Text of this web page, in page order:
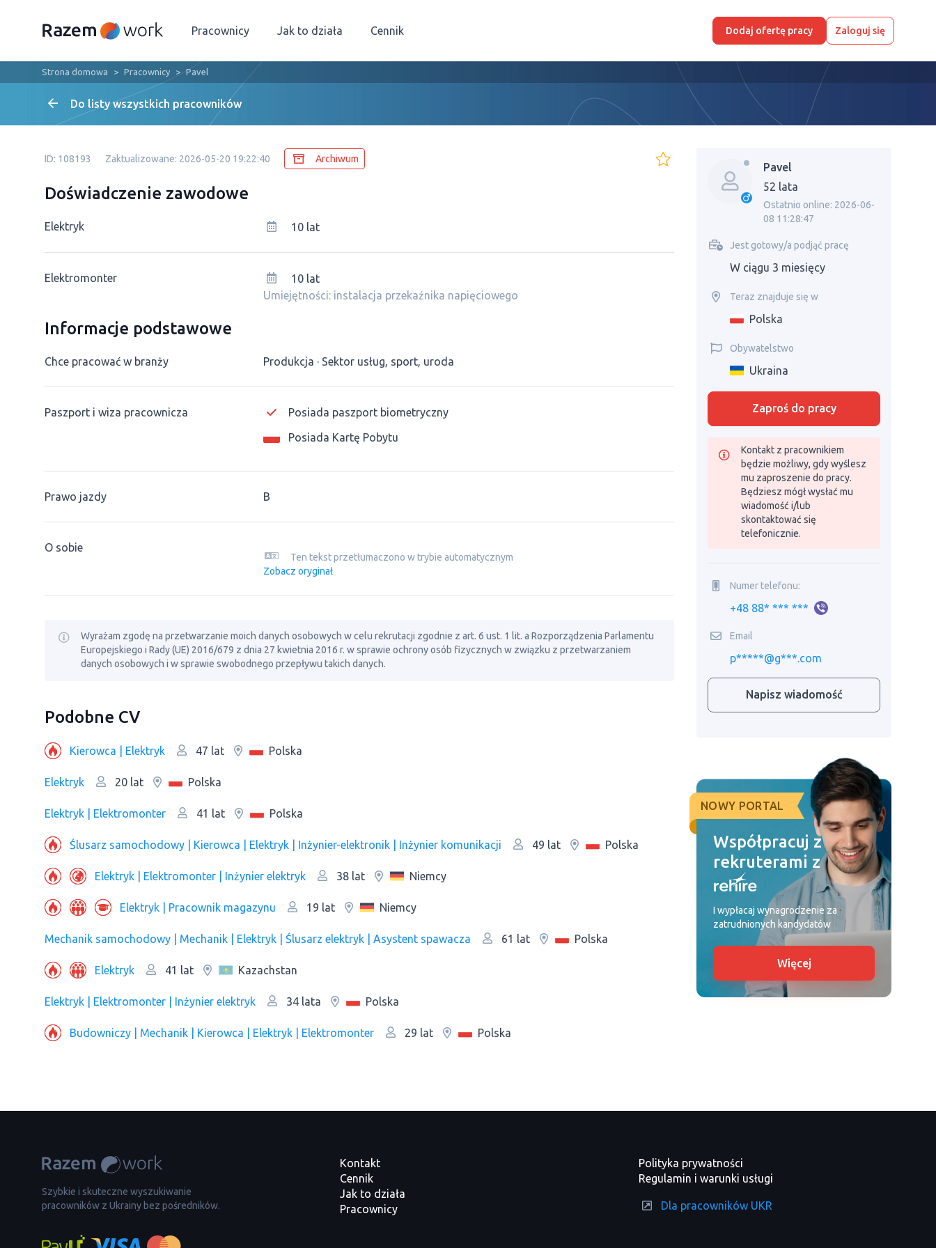
Pracownicy Jak to działa Cennik Dodaj ofertę pracy Zaloguj się
Strona domowa Pracownicy Pavel
Do listy wszystkich pracowników
ID: 108193 Zaktualizowane: 2026-05-20 19:22:40 Archiwum
Doświadczenie zawodowe
Elektryk 10 lat
Elektromonter
10 lat
Umiejętności: instalacja przekaźnika napięciowego
Informacje podstawowe
Chce pracować w branży Produkcja Sektor usług, sport, uroda
Paszport i wiza pracownicza
Posiada paszport biometryczny
Posiada Kartę Pobytu
Prawo jazdy B
O sobie
Ten tekst przetłumaczono w trybie automatycznym
Zobacz oryginał
Wyrażam zgodę na przetwarzanie moich danych osobowych w celu rekrutacji zgodnie z art. 6 ust. 1 lit. a Rozporządzenia Parlamentu
Europejskiego i Rady (UE) 2016/679 z dnia 27 kwietnia 2016 r. w sprawie ochrony osób fizycznych w związku z przetwarzaniem
danych osobowych i w sprawie swobodnego przepływu takich danych.
Podobne CV
Kierowca | Elektryk 47 lat Polska
Elektryk 20 lat Polska
Elektryk | Elektromonter 41 lat Polska
Ślusarz samochodowy | Kierowca | Elektryk | Inżynier-elektronik | Inżynier komunikacji 49 lat Polska
Elektryk | Elektromonter | Inżynier elektryk 38 lat Niemcy
Elektryk | Рracownik magazynu 19 lat Niemcy
Mechanik samochodowy | Mechanik | Elektryk | Ślusarz elektryk | Asystent spawacza 61 lat Polska
Elektryk 41 lat Kazachstan
Elektryk | Elektromonter | Inżynier elektryk 34 lata Polska
Budowniczy | Mechanik | Kierowca | Elektryk | Elektromonter 29 lat Polska
Pavel
52 lata
Ostatnio online: 2026-06-
08 11:28:47
Jest gotowy/a podjąć pracę
W ciągu 3 miesięcy
Teraz znajduje się w
Polska
Obywatelstwo
Ukraina
Zaproś do pracy
Kontakt z pracownikiem
będzie możliwy, gdy wyślesz
mu zaproszenie do pracy.
Będziesz mógł wysłać mu
wiadomość i/lub
skontaktować się
telefonicznie.
Numer telefonu:
+48 88* *** ***
Email
p*****@g***.com
Napisz wiadomość
NOWY PORTAL
Współpracuj z
rekruterami z
I wypłacaj wynagrodzenie za
zatrudnionych kandydatów
Więcej
Szybkie i skuteczne wyszukiwanie
pracowników z Ukrainy bez pośredników.
Kontakt
Cennik
Jak to działa
Pracownicy
Polityka prywatności
Regulamin i warunki usługi
Dla pracowników UKR